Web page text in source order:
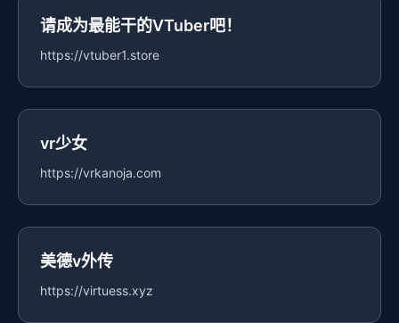
请成为最能干的VTuber吧！
https://vtuber1.store
vr少女
https://vrkanoja.com
美德v外传
https://virtuess.xyz